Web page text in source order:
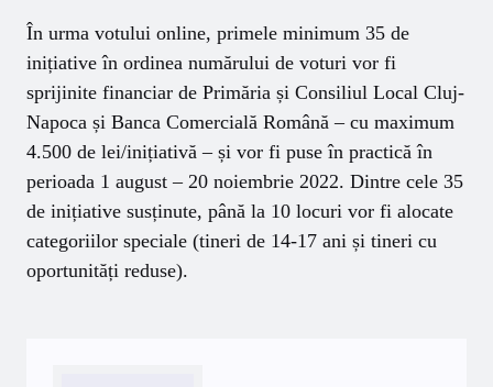
În urma votului online, primele minimum 35 de
inițiative în ordinea numărului de voturi vor fi
sprijinite financiar de Primăria și Consiliul Local Cluj-
Napoca și Banca Comercială Română – cu maximum
4.500 de lei/inițiativă – și vor fi puse în practică în
perioada 1 august – 20 noiembrie 2022. Dintre cele 35
de inițiative susținute, până la 10 locuri vor fi alocate
categoriilor speciale (tineri de 14-17 ani și tineri cu
oportunități reduse).